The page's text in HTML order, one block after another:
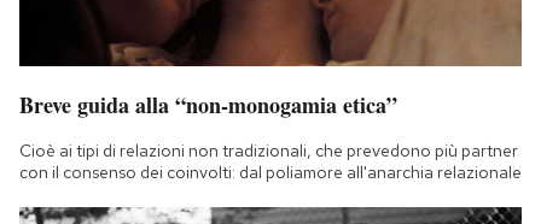
Breve guida alla “non-monogamia etica”
Cioè ai tipi di relazioni non tradizionali, che prevedono più partner
con il consenso dei coinvolti: dal poliamore all'anarchia relazionale